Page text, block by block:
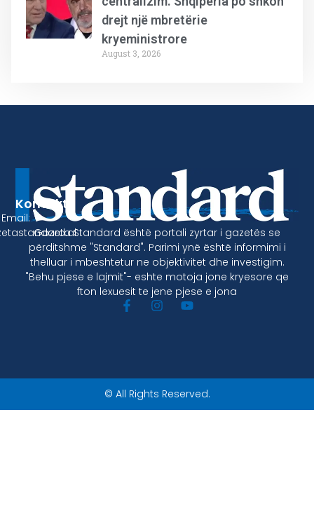
drejt një mbretërie
kryeministrore
August 3, 2026
Gazeta Standard është portali zyrtar i gazetës se
përditshme "Standard". Parimi ynë është informimi i
thelluar i mbeshtetur ne objektivitet dhe investigim.
"Behu pjese e lajmit"- eshte motoja jone kryesore qe
fton lexuesit te jene pjese e jona
Kontakt
Email:
© All Rights Reserved.